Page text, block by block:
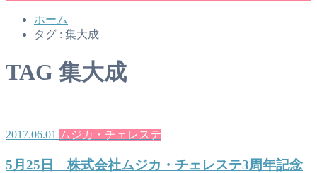
ホーム
タグ : 集大成
TAG 集大成
2017.06.01 ムジカ・チェレステ
5月25日 株式会社ムジカ・チェレステ3周年記念